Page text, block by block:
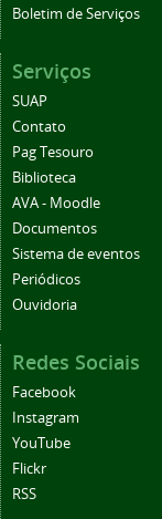
Boletim de Serviços
Serviços
SUAP
Contato
Pag Tesouro
Biblioteca
AVA - Moodle
Documentos
Sistema de eventos
Periódicos
Ouvidoria
Redes Sociais
Facebook
Instagram
YouTube
Flickr
RSS